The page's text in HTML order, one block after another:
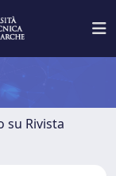
su Rivista